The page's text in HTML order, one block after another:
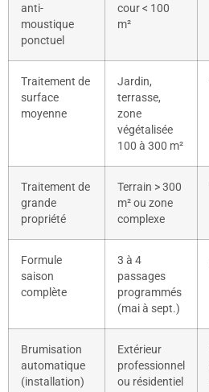
anti-
moustique
ponctuel
cour < 100
m²
Traitement de
surface
moyenne
Jardin,
terrasse,
zone
végétalisée
100 à 300 m²
Traitement de
grande
propriété
Terrain > 300
m² ou zone
complexe
Formule
saison
complète
3 à 4
passages
programmés
(mai à sept.)
Brumisation
automatique
(installation)
Extérieur
professionnel
ou résidentiel